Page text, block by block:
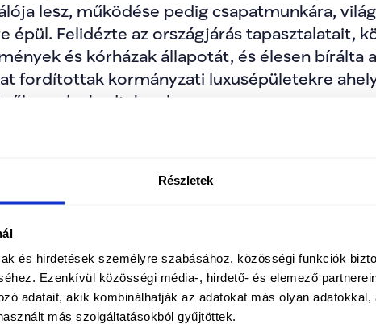
Részletek
és hirdetések személyre szabásához, közösségi funkciók
Ezenkívül közösségi média-, hirdető- és elemező
adatait, akik kombinálhatják az adatokat más olyan
más szolgáltatásokból gyűjtöttek.
lesz, működése pedig csapatmunkára,
épül. Felidézte az országjárás tapasztalatait,
és kórházak állapotát, és élesen bírálta
fordítottak kormányzati luxusépületekre
gondoskodtak volna.
struktúrát és a minisztereket is. Külön
vezetői pedig vétójogot kapnak a kormányzati
újjászervezését, a jogállam
a költségvetési hitelesség
szövetségi kapcsolatok megerősítését